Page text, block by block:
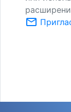
mail_outline